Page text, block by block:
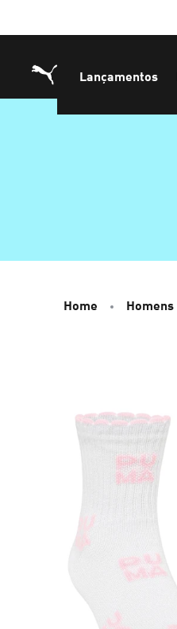
Lançamentos
Home Homens